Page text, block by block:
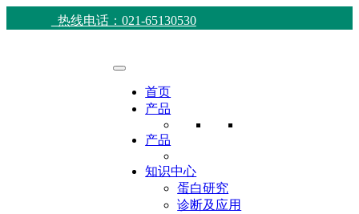
热线电话：021-65130530
首页
产品
产品
知识中心
蛋白研究
诊断及应用